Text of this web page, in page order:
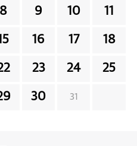
8 9 10 11
16 17 18
23 24 25
30 31